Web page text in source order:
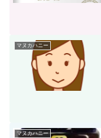
マヌカハニー
マヌカハニー